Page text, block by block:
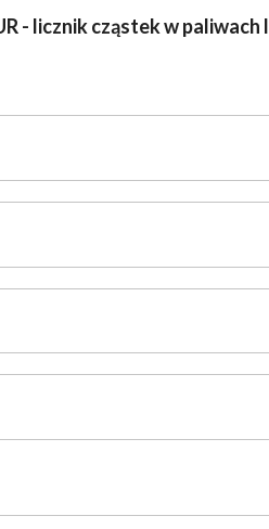
- licznik cząstek w